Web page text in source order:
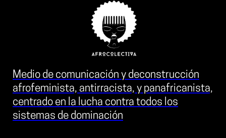
Medio de comunicación y deconstrucción
afrofeminista, antirracista, y panafricanista,
centrado en la lucha contra todos los
sistemas de dominación